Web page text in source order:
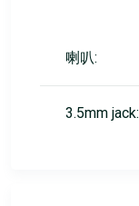
喇叭:
3.5mm jack: